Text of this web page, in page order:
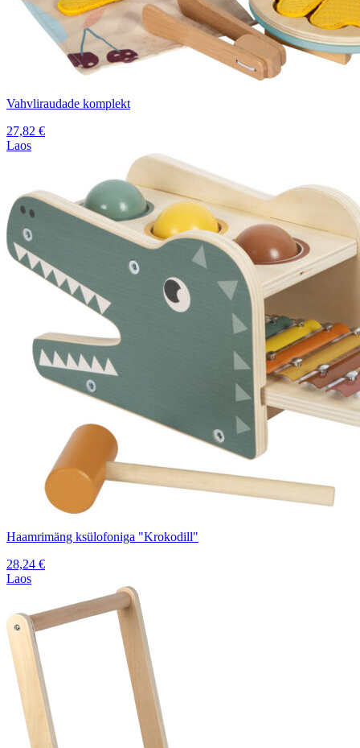
Vahvliraudade komplekt
27,82 €
Laos
Haamrimäng ksülofoniga "Krokodill"
28,24 €
Laos